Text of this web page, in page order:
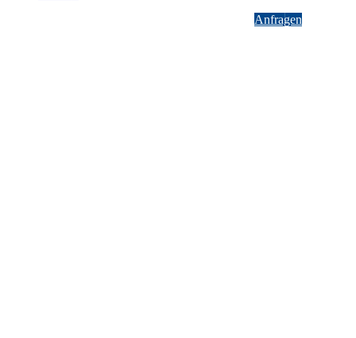
Anfragen